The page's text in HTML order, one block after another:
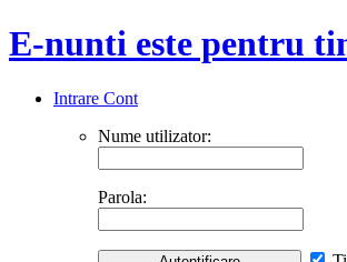
E-nunti este pentru
Intrare Cont
Nume utilizator:
Parola: